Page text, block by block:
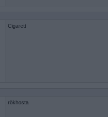
Cigarett
rökhosta